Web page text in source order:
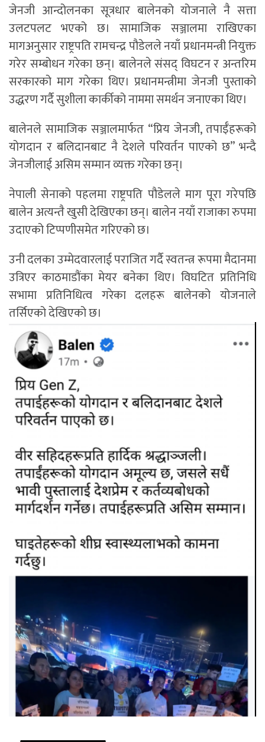
जेनजी आन्दोलनका सूत्रधार बालेनको योजनाले नै सत्ता
उलटपलट भएको छ। सामाजिक सञ्जालमा राखिएका
मागअनुसार राष्ट्रपति रामचन्द्र पौडेलले नयाँ प्रधानमन्त्री नियुक्त
गरेर सम्बोधन गरेका छन्। बालेनले संसद् विघटन र अन्तरिम
सरकारको माग गरेका थिए। प्रधानमन्त्रीमा जेनजी पुस्ताको
उद्धरण गर्दै सुशीला कार्कीको नाममा समर्थन जनाएका थिए।
बालेनले सामाजिक सञ्जालमार्फत “प्रिय जेनजी, तपाईँहरूको
योगदान र बलिदानबाट नै देशले परिवर्तन पाएको छ” भन्दै
जेनजीलाई असिम सम्मान व्यक्त गरेका छन्।
नेपाली सेनाको पहलमा राष्ट्रपति पौडेलले माग पूरा गरेपछि
बालेन अत्यन्तै खुसी देखिएका छन्। बालेन नयाँ राजाका रुपमा
उदाएको टिप्पणीसमेत गरिएको छ।
उनी दलका उम्मेदवारलाई पराजित गर्दै स्वतन्त्र रूपमा मैदानमा
उत्रिएर काठमाडौंका मेयर बनेका थिए। विघटित प्रतिनिधि
सभामा प्रतिनिधित्व गरेका दलहरू बालेनको योजनाले
तर्सिएको देखिएको छ।